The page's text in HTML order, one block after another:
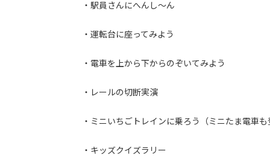
・駅員さんにへんし～ん
・運転台に座ってみよう
・電車を上から下からのぞいてみよう
・レールの切断実演
・ミニいちごトレインに乗ろう（ミニたま電車も
・キッズクイズラリー